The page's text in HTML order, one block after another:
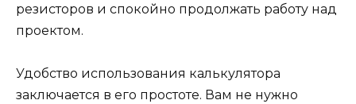
резисторов и спокойно продолжать работу над
проектом.
Удобство использования калькулятора
заключается в его простоте. Вам не нужно